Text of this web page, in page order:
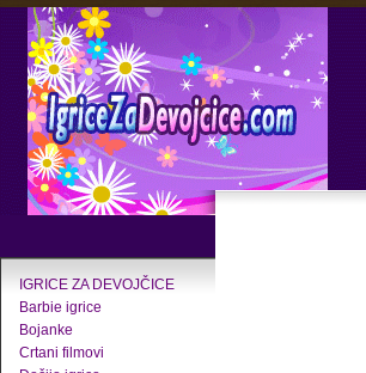
IGRICE ZA DEVOJČICE
Barbie igrice
Bojanke
Crtani filmovi